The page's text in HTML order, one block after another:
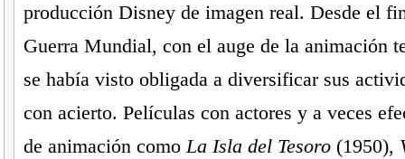
producción Disney de imagen real. Desde el
Guerra Mundial, con el auge de la animación
se había visto obligada a diversificar sus
con acierto. Películas con actores y a veces
de animación comoLa Isla del Tesoro(1950),